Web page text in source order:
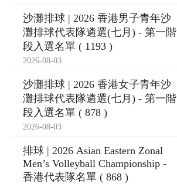
沙灘排球 | 2026 香港男子青年沙
灘排球代表隊遴選(七月) - 第一階
段入選名單 ( 1193 )
2026-08-03
沙灘排球 | 2026 香港女子青年沙
灘排球代表隊遴選(七月) - 第一階
段入選名單 ( 878 )
2026-08-03
排球 | 2026 Asian Eastern Zonal
Men’s Volleyball Championship -
香港代表隊名單 ( 868 )